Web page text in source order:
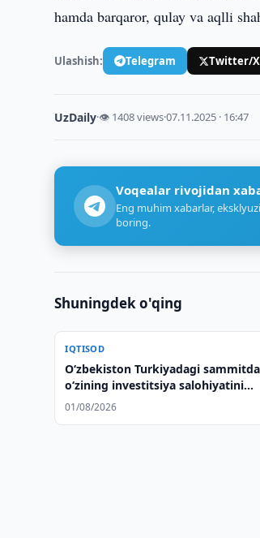
hamda barqaror, qulay va aqlli
Ulashish: Telegram Twitter/X
UzDaily·👁 1408 views·07.11.2025 · 16:47
Voqealar rivojidan
Eng muhim xabarlar,
boring.
Shuningdek o'qing
IQTISOD
Oʻzbekiston Turkiyadagi sammitda
oʻzining investitsiya salohiyatini
taqdim etdi
01/08/2026